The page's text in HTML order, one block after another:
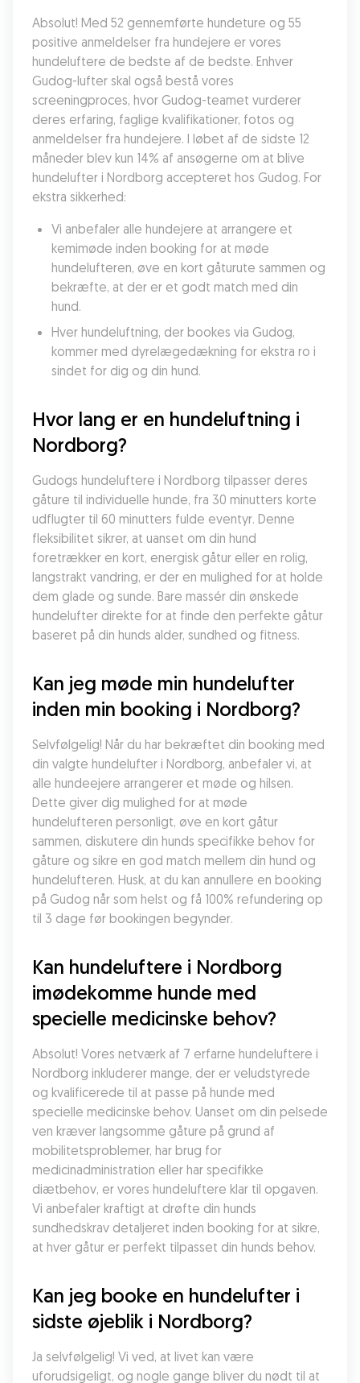
Absolut! Med 52 gennemførte hundeture og 55
positive anmeldelser fra hundejere er vores
hundeluftere de bedste af de bedste. Enhver
Gudog-lufter skal også bestå vores
screeningproces, hvor Gudog-teamet vurderer
deres erfaring, faglige kvalifikationer, fotos og
anmeldelser fra hundejere. I løbet af de sidste 12
måneder blev kun 14% af ansøgerne om at blive
hundelufter i Nordborg accepteret hos Gudog. For
ekstra sikkerhed:
Vi anbefaler alle hundejere at arrangere et
kemimøde inden booking for at møde
hundelufteren, øve en kort gåturute sammen og
bekræfte, at der er et godt match med din
hund.
Hver hundeluftning, der bookes via Gudog,
kommer med dyrelægedækning for ekstra ro i
sindet for dig og din hund.
Hvor lang er en hundeluftning i
Nordborg?
Gudogs hundeluftere i Nordborg tilpasser deres
gåture til individuelle hunde, fra 30 minutters korte
udflugter til 60 minutters fulde eventyr. Denne
fleksibilitet sikrer, at uanset om din hund
foretrækker en kort, energisk gåtur eller en rolig,
langstrakt vandring, er der en mulighed for at holde
dem glade og sunde. Bare massér din ønskede
hundelufter direkte for at finde den perfekte gåtur
baseret på din hunds alder, sundhed og fitness.
Kan jeg møde min hundelufter
inden min booking i Nordborg?
Selvfølgelig! Når du har bekræftet din booking med
din valgte hundelufter i Nordborg, anbefaler vi, at
alle hundeejere arrangerer et møde og hilsen.
Dette giver dig mulighed for at møde
hundelufteren personligt, øve en kort gåtur
sammen, diskutere din hunds specifikke behov for
gåture og sikre en god match mellem din hund og
hundelufteren. Husk, at du kan annullere en booking
på Gudog når som helst og få 100% refundering op
til 3 dage før bookingen begynder.
Kan hundeluftere i Nordborg
imødekomme hunde med
specielle medicinske behov?
Absolut! Vores netværk af 7 erfarne hundeluftere i
Nordborg inkluderer mange, der er veludstyrede
og kvalificerede til at passe på hunde med
specielle medicinske behov. Uanset om din pelsede
ven kræver langsomme gåture på grund af
mobilitetsproblemer, har brug for
medicinadministration eller har specifikke
diætbehov, er vores hundeluftere klar til opgaven.
Vi anbefaler kraftigt at drøfte din hunds
sundhedskrav detaljeret inden booking for at sikre,
at hver gåtur er perfekt tilpasset din hunds behov.
Kan jeg booke en hundelufter i
sidste øjeblik i Nordborg?
Ja selvfølgelig! Vi ved, at livet kan være
uforudsigeligt, og nogle gange bliver du nødt til at